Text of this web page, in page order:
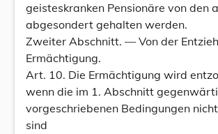
geisteskranken Pensionäre von den
abgesondert gehalten werden.
Zweiter Abschnitt. — Von der
Ermächtigung.
Art. 10. Die Ermächtigung wird
wenn die im 1. Abschnitt
vorgeschriebenen Bedingungen
sind